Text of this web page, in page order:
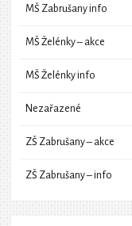
MŠ Zabrušany info
MŠ Želénky – akce
MŠ Želénky info
Nezařazené
ZŠ Zabrušany – akce
ZŠ Zabrušany – info